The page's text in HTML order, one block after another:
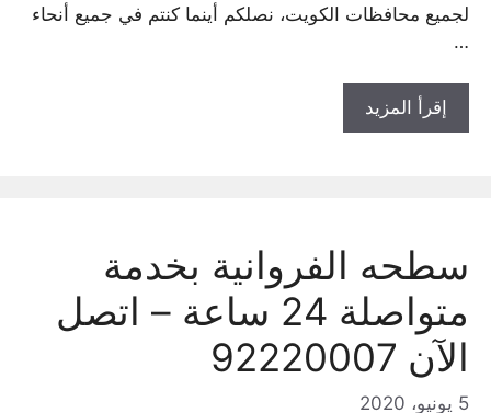
لجميع محافظات الكويت، نصلكم أينما كنتم في جميع أنحاء
إقرأ المزيد
سطحه الفروانية بخدمة
متواصلة 24 ساعة – اتصل
الآن 92220007